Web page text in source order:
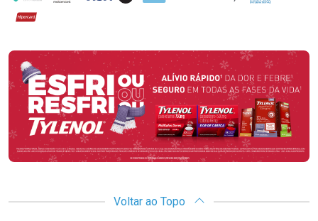
Hipercard
Promoção em Destaque
Voltar ao Topo